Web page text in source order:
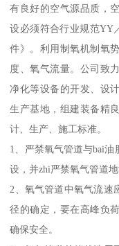
有良好的空气源品质，
设必须符合行业规范YY
件》。利用制氧机制氧
度、氧气流量。公司致
净化等设备的开发、设
生产基地，组建装备精
计、生产、施工标准。
1、严禁氧气管道与bai
设，并zhi严禁氧气管道
2、氧气管道中氧气流速
径的确定，要在高峰负
确保安全。